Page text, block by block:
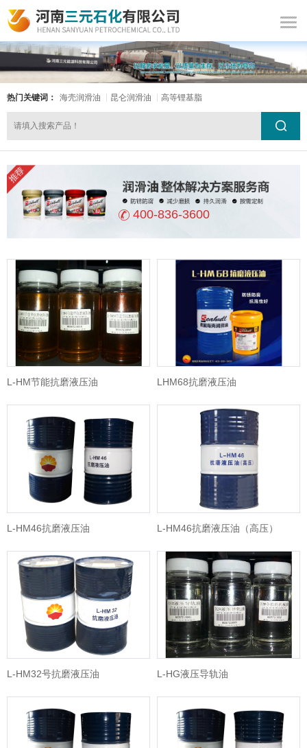
热门关键词： 海壳润滑油 昆仑润滑油 高等锂基脂
400-836-3600
L-HM节能抗磨液压油 LHM68抗磨液压油
L-HM46抗磨液压油 L-HM46抗磨液压油（高压）
L-HM32号抗磨液压油 L-HG液压导轨油